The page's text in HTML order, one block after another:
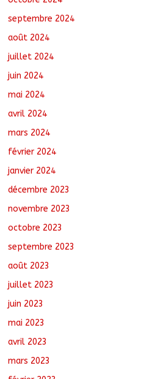
septembre 2024
août 2024
juillet 2024
juin 2024
mai 2024
avril 2024
mars 2024
février 2024
janvier 2024
décembre 2023
novembre 2023
octobre 2023
septembre 2023
août 2023
juillet 2023
juin 2023
mai 2023
avril 2023
mars 2023